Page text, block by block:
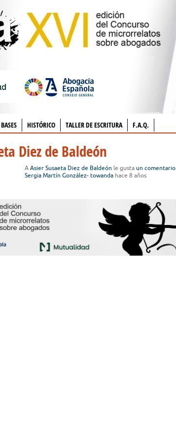
BASES HISTÓRICO TALLER DE ESCRITURA F.A.Q.
Diez de Baldeón
A Asier Susaeta Diez de Baldeón le gusta un comentario
Sergia Martín González- towanda hace 8 años